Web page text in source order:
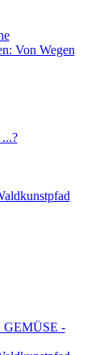
Von Wegen
GEMÜSE -